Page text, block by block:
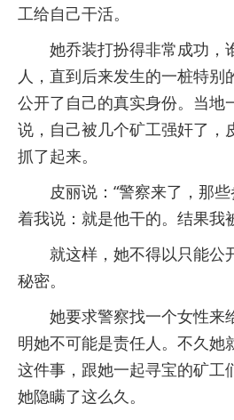
工给自己干活。
她乔装打扮得非常成功，
人，直到后来发生的一桩特别
公开了自己的真实身份。当地
说，自己被几个矿工强奸了，
抓了起来。
皮丽说：“警察来了，那些
着我说：就是他干的。结果我
就这样，她不得以只能公
秘密。
她要求警察找一个女性来
明她不可能是责任人。不久她
这件事，跟她一起寻宝的矿工
她隐瞒了这么久。